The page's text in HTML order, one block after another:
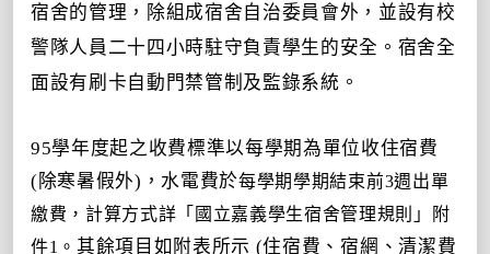
宿舍的管理，除組成宿舍自治委員會外，並設有校
警隊人員二十四小時駐守負責學生的安全。宿舍全
面設有刷卡自動門禁管制及監錄系統。
95學年度起之收費標準以每學期為單位收住宿費
( 除寒暑假外) ，水電費於每學期學期結束前3週出單
繳費，計算方式詳 「國立嘉義學生宿舍管理規則」附
件1 。 其餘項目如附表所示 (住宿費、宿網、清潔費